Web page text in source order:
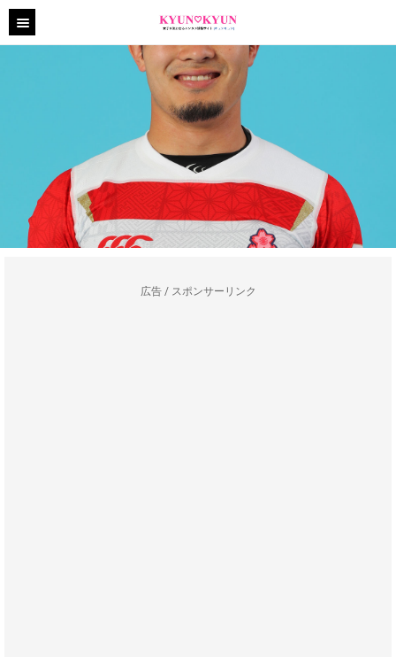
広告 / スポンサーリンク